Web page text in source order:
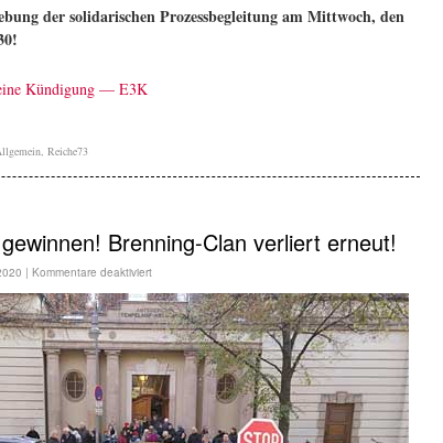
der solidarischen Prozessbegleitung am Mittwoch, den
Kündigung — E3K
Reiche73
Brenning-Clan verliert erneut!
| Kommentare deaktiviert